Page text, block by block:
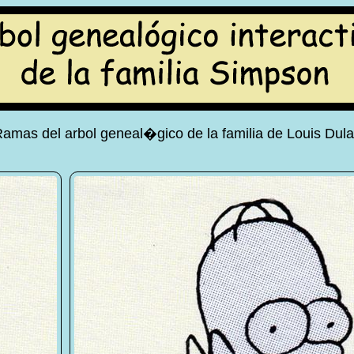
del arbol geneal�gico de la familia de Louis